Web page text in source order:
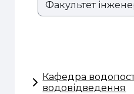
Розділи сайту
Кафедра
водовідведення